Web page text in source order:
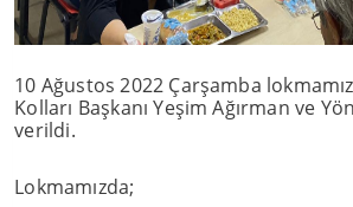
10 Ağustos 2022 Çarşamba
Kolları Başkanı Yeşim Ağırman ve
verildi.
Lokmamızda;